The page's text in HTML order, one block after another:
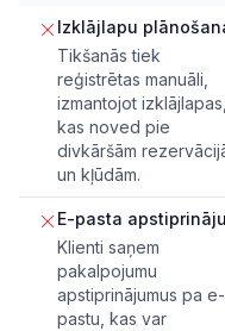
Izklājlapu
Tikšanās tiek
reģistrētas manuāli,
izmantojot izklājlapas,
kas noved pie
divkāršām
un kļūdām.
E-pasta
Klienti saņem
pakalpojumu
apstiprinājumus pa e-
pastu, kas var